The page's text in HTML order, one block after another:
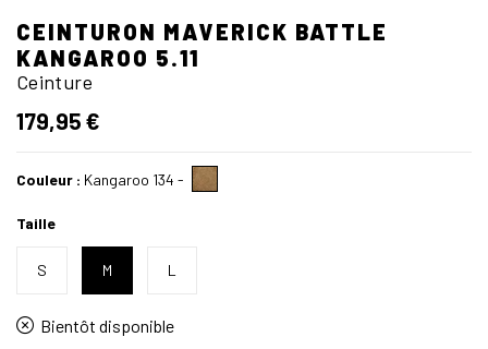
CEINTURON MAVERICK BATTLE
KANGAROO 5.11
Ceinture
179,95 €
Couleur : Kangaroo 134 -
Taille
S M L
Bientôt disponible